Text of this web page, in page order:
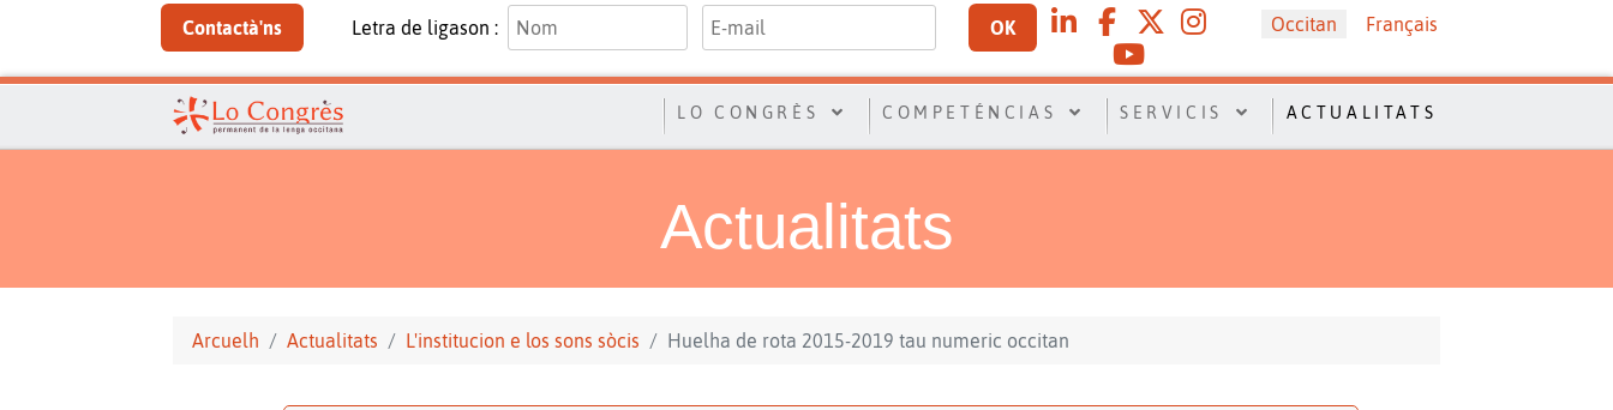
Contactà'ns Letra de ligason : OK Sélectionnez votre langue
Occitan Français
LO CONGRÈS COMPETÉNCIAS SERVICIS ACTUALITATS
Actualitats
Arcuelh Actualitats L'institucion e los sons sòcis Huelha de rota 2015-2019 tau numeric occitan